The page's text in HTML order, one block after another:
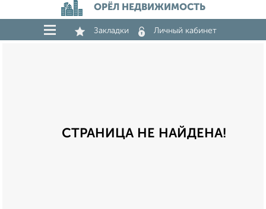
ОРЁЛ НЕДВИЖИМОСТЬ
Закладки Личный кабинет
СТРАНИЦА НЕ НАЙДЕНА!